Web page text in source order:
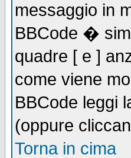
messaggio in
BBCode �
quadre [ e ]
come viene
BBCode leggi
(oppure
Torna in cima